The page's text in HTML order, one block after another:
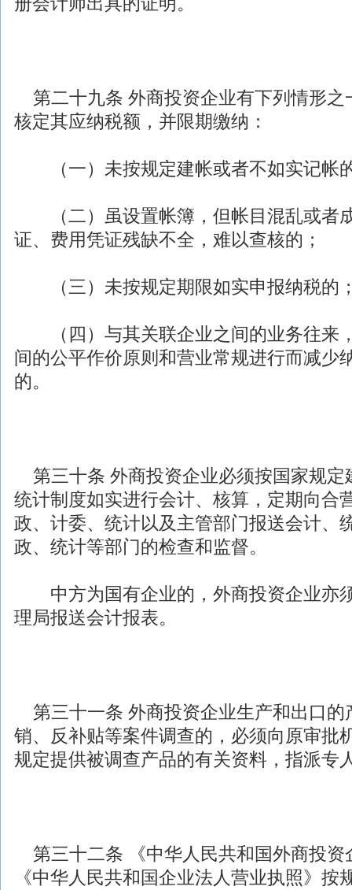
第二十九条 外商投资企业有下列情形之
核定其应纳税额，并限期缴纳：
（一）未按规定建帐或者不如实记帐
（二）虽设置帐簿，但帐目混乱或者
证、费用凭证残缺不全，难以查核的；
（三）未按规定期限如实申报纳税的
（四）与其关联企业之间的业务往来
间的公平作价原则和营业常规进行而减少
的。
第三十条 外商投资企业必须按国家规
统计制度如实进行会计、核算，定期向合
政、计委、统计以及主管部门报送会计、
政、统计等部门的检查和监督。
中方为国有企业的， 外商投资企业亦
理局报送会计报表。
第三十一条 外商投资企业生产和出口的
销、反补贴等案件调查的，必须向原审批
规定提供被调查产品的有关资料，指派专
第三十二条 《中华人民共和国外商投资
《中华人民共和国企业法人营业执照》按